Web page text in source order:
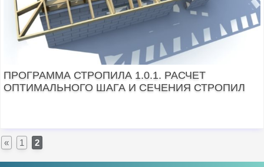
ПРОГРАММА СТРОПИЛА 1.0.1. РАСЧЕТ
ОПТИМАЛЬНОГО ШАГА И СЕЧЕНИЯ СТРОПИЛ
« 1 2